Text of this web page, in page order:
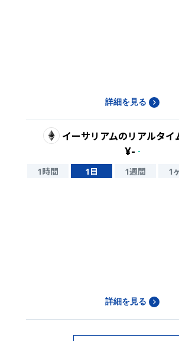
詳細を見る
イーサリアムのリアルタイ
¥- -
1時間 1日 1週間 1
詳細を見る